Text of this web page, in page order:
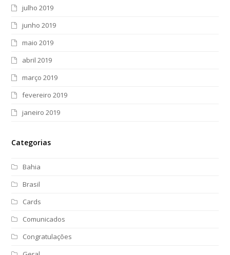
julho 2019
junho 2019
maio 2019
abril 2019
março 2019
fevereiro 2019
janeiro 2019
Categorias
Bahia
Brasil
Cards
Comunicados
Congratulações